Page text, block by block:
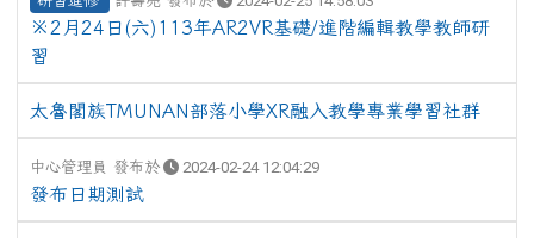
※2月24日(六)113年AR2VR基礎/進階編輯教學教師研
習
太魯閣族TMUNAN部落小學XR融入教學專業學習社群
中心管理員 發布於 2024-02-24 12:04:29
發布日期測試